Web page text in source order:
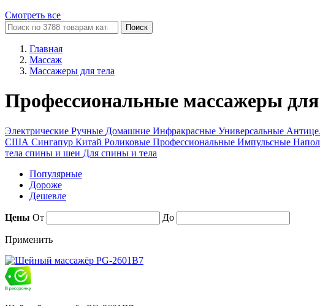
Смотреть все
Поиск
Главная
Массаж
Массажеры для тела
Профессиональные массажеры для
Электрические Ручные Домашние Инфракрасные Универсальные
США Сингапур Китай Роликовые Профессиональные Импульсные
тела спины и шеи Для спины и тела
Популярные
Дороже
Дешевле
Цены От До
Применить